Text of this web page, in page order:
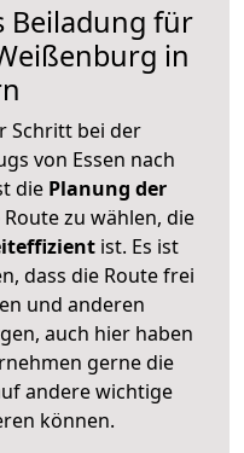
Beiladung für
in
Schritt bei der
von Essen nach
die Planung der
zu wählen, die
ist. Es ist
dass die Route frei
und anderen
auch hier haben
gerne die
andere wichtige
können.